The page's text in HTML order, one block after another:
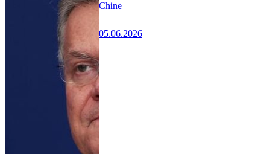
Chine
05.06.2026